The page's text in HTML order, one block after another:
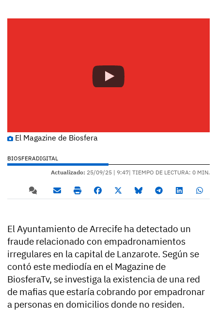
El Magazine de Biosfera
BIOSFERADIGITAL
Actualizado: 25/09/25 | 9:47| TIEMPO DE LECTURA: 0 MIN.
El Ayuntamiento de Arrecife ha detectado un
fraude relacionado con empadronamientos
irregulares en la capital de Lanzarote. Según se
contó este mediodía en el Magazine de
BiosferaTv, se investiga la existencia de una red
de mafias que estaría cobrando por empadronar
a personas en domicilios donde no residen.